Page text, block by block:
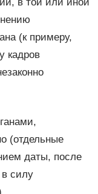
в той или иной
(к примеру,
кадров
(отдельные
даты, после
силу